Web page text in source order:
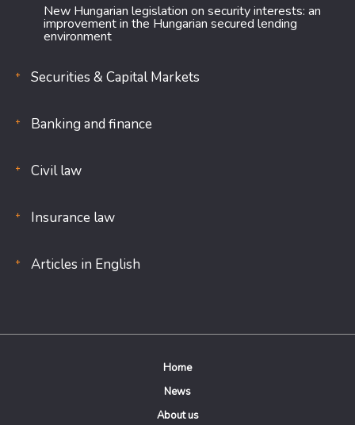
New Hungarian legislation on security interests: an
improvement in the Hungarian secured lending
environment
Securities & Capital Markets
Banking and finance
Civil law
Insurance law
Articles in English
Home
News
About us